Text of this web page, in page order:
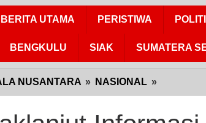
BERITA UTAMA PERISTIWA
BENGKULU SIAK SUMATERA
NUSANTARA » NASIONAL »
Informasi